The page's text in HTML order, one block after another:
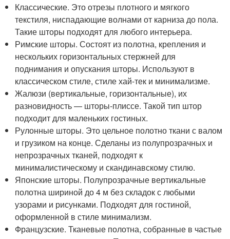
Классические. Это отрезы плотного и мягкого
текстиля, ниспадающие волнами от карниза до пола.
Такие шторы подходят для любого интерьера.
Римские шторы. Состоят из полотна, крепления и
нескольких горизонтальных стержней для
поднимания и опускания шторы. Используют в
классическом стиле, стиле хай-тек и минимализме.
Жалюзи (вертикальные, горизонтальные), их
разновидность — шторы-плиссе. Такой тип штор
подходит для маленьких гостиных.
Рулонные шторы. Это цельное полотно ткани с валом
и грузиком на конце. Сделаны из полупрозрачных и
непрозрачных тканей, подходят к
минималистическому и скандинавскому стилю.
Японские шторы. Полупрозрачные вертикальные
полотна шириной до 4 м без складок с любыми
узорами и рисунками. Подходят для гостиной,
оформленной в стиле минимализм.
Французские. Тканевые полотна, собранные в частые